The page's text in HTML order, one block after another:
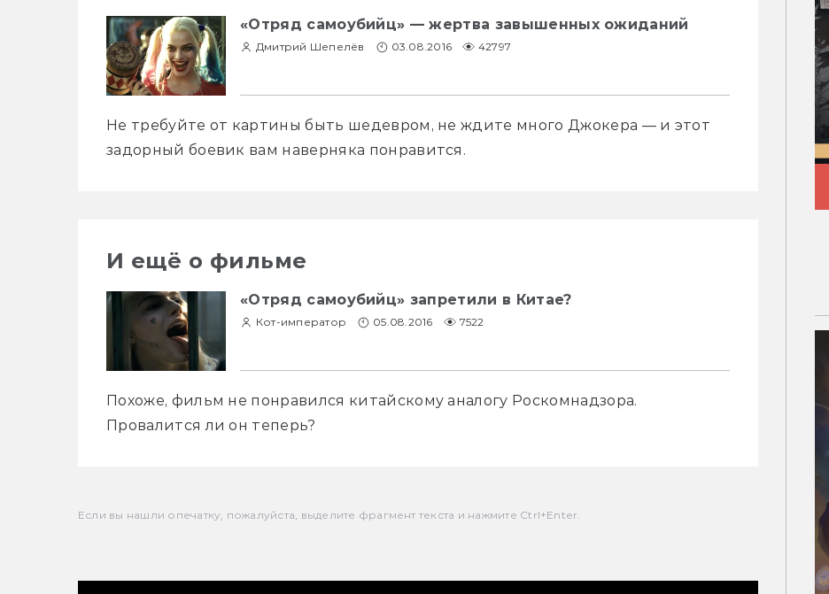
«Отряд самоубийц» — жертва завышенных ожиданий
Дмитрий Шепелёв 03.08.2016 42797
Не требуйте от картины быть шедевром, не ждите много Джокера — и этот
задорный боевик вам наверняка понравится.
И ещё о фильме
«Отряд самоубийц» запретили в Китае?
Кот-император 05.08.2016 7522
Похоже, фильм не понравился китайскому аналогу Роскомнадзора.
Провалится ли он теперь?
Если вы нашли опечатку, пожалуйста, выделите фрагмент текста и нажмите Ctrl+Enter.